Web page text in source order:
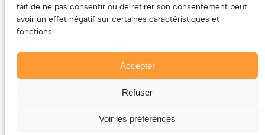
fait de ne pas consentir ou de retirer son consentement peut
avoir un effet négatif sur certaines caractéristiques et
fonctions.
Accepter
Refuser
Voir les préférences
Le contenu (texte et photos) appartient à ses créatrices et